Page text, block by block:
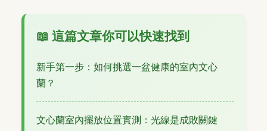
📖 這篇文章你可以快速找到
新手第一步：如何挑選一盆健康的室內文心
蘭？
文心蘭室內擺放位置實測：光線是成敗關鍵